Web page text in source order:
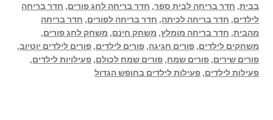
בבית, חדר בריחה לבית ספר, חדר בריחה לחג פורים, חדר בריחה
לילדים, חדר בריחה לכיתה, חדר בריחה לפורים, חדר בריחה
מהבית, חדר בריחה מומלץ, משחק חינם, משחק לחג פורים,
משחקים לילדים, פורים חגיגה, פורים לילדים, פורים לילדים יוטיוב,
פורים שירים, פורים שמח, פורים שמח לכולם, פעילויות לילדים,
פעילות לילדים, פעילות לילדים בחופש הגדול